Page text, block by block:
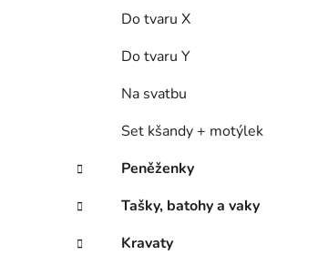
Do tvaru X
Do tvaru Y
Na svatbu
Set kšandy + motýlek
Peněženky
Tašky, batohy a vaky
Kravaty